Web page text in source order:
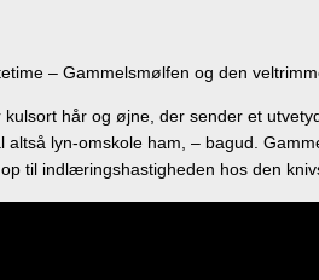
– Gammelsmølfen og den
hår og øjne, der sender et
altså lyn-omskole ham, – bagud.
til indlæringshastigheden hos den